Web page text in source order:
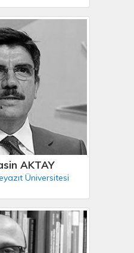
AKTAY
Üniversitesi